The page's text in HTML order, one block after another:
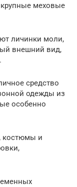
крупные меховые
личинки моли,
внешний вид,
средство
одежды из
особенно
костюмы и